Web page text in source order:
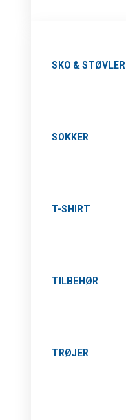
SKO & STØVLER
SOKKER
T-SHIRT
TILBEHØR
TRØJER